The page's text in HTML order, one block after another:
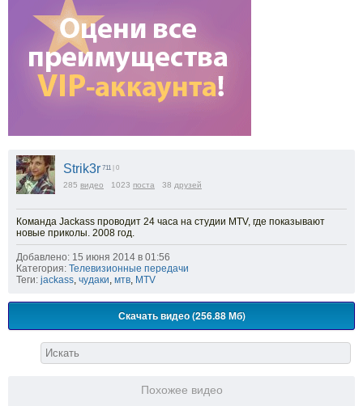
Strik3r 711 | 0
285 видео 1023 поста 38 друзей
Команда Jackass проводит 24 часа на студии MTV, где показывают
новые приколы. 2008 год.
Добавлено: 15 июня 2014 в 01:56
Категория: Телевизионные передачи
Теги: jackass чудаки мтв MTV
Скачать видео (256.88 Мб)
Похожее видео